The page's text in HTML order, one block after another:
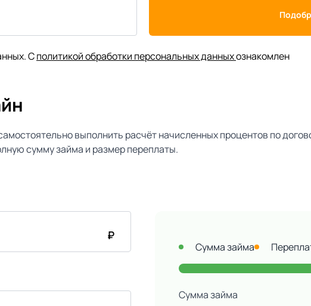
Сполитикой обработки персональных данныхознакомлен
выполнить расчёт начисленных процентов по
сумму займа и размер переплаты.
₽
Сумма займа
Сумма займа